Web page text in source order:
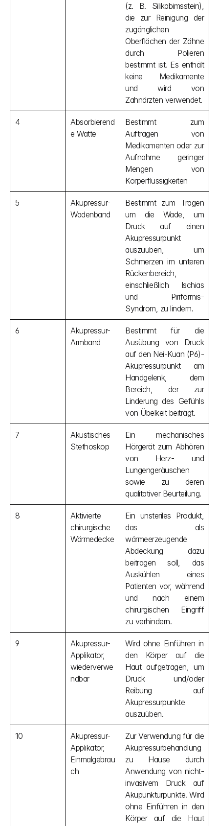
(z. B. Silikabimsstein),
die zur Reinigung der
zugänglichen
Oberflächen der Zähne
durch Polieren
bestimmt ist. Es enthält
keine Medikamente
und wird von
Zahnärzten verwendet.
4
Absorbierend
e Watte
Bestimmt zum
Auftragen von
Medikamenten oder zur
Aufnahme geringer
Mengen von
Körperflüssigkeiten
5
Akupressur-
Wadenband
Bestimmt zum Tragen
um die Wade, um
Druck auf einen
Akupressurpunkt
auszuüben, um
Schmerzen im unteren
Rückenbereich,
einschließlich Ischias
und Piriformis-
Syndrom, zu lindern.
6
Akupressur-
Armband
Bestimmt für die
Ausübung von Druck
auf den Nei-Kuan (P6)-
Akupressurpunkt am
Handgelenk, dem
Bereich, der zur
Linderung des Gefühls
von Übelkeit beiträgt.
7
Akustisches
Stethoskop
Ein mechanisches
Hörgerät zum Abhören
von Herz- und
Lungengeräuschen
sowie zu deren
qualitativer Beurteilung.
8
Aktivierte
chirurgische
Wärmedecke
Ein unsteriles Produkt,
das als
wärmeerzeugende
Abdeckung dazu
beitragen soll, das
Auskühlen eines
Patienten vor, während
und nach einem
chirurgischen Eingriff
zu verhindern.
9
Akupressur-
Applikator,
wiederverwe
ndbar
Wird ohne Einführen in
den Körper auf die
Haut aufgetragen, um
Druck und/oder
Reibung auf
Akupressurpunkte
auszuüben.
10
Akupressur-
Applikator,
Einmalgebrau
ch
Zur Verwendung für die
Akupressurbehandlung
zu Hause durch
Anwendung von nicht-
invasivem Druck auf
Akupunkturpunkte. Wird
ohne Einführen in den
Körper auf die Haut